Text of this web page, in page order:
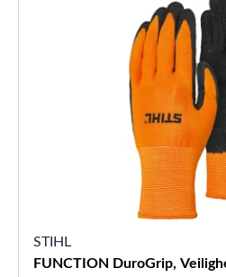
STIHL
FUNCTION DuroGrip,